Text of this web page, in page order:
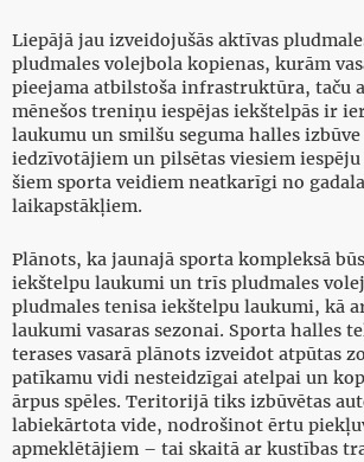
Liepājā jau izveidojušās aktīvas
pludmales volejbola kopienas, kurām
pieejama atbilstoša infrastruktūra, taču
mēnešos treniņu iespējas iekštelpās ir
laukumu un smilšu seguma halles
iedzīvotājiem un pilsētas viesiem
šiem sporta veidiem neatkarīgi no
laikapstākļiem.
Plānots, ka jaunajā sporta kompleksā
iekštelpu laukumi un trīs pludmales
pludmales tenisa iekštelpu laukumi, kā
laukumi vasaras sezonai. Sporta halles
terases vasarā plānots izveidot atpūtas
patīkamu vidi nesteidzīgai atelpai un
ārpus spēles. Teritorijā tiks izbūvētas
labiekārtota vide, nodrošinot ērtu
apmeklētājiem – tai skaitā ar kustības